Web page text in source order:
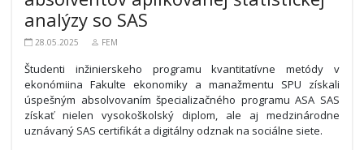
analýzy so SAS
28.05.2025 FEM
Študenti inžinierskeho programu kvantitatívne metódy v
ekonómiina Fakulte ekonomiky a manažmentu SPU získali
úspešným absolvovaním špecializačného programu ASA SAS
získať nielen vysokoškolský diplom, ale aj medzinárodne
uznávaný SAS certifikát a digitálny odznak na sociálne siete.